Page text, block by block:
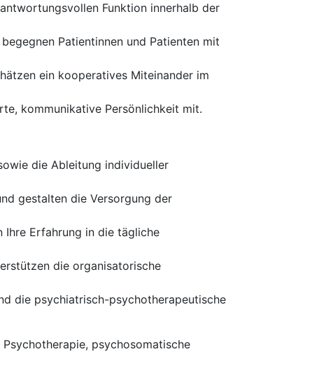
Funktion innerhalb der
Patientinnen und Patienten mit
ein kooperatives Miteinander im
kommunikative Persönlichkeit mit.
die Ableitung individueller
gestalten die Versorgung der
Ihre Erfahrung in die tägliche
die organisatorische
die psychiatrisch-psychotherapeutische
psychosomatische